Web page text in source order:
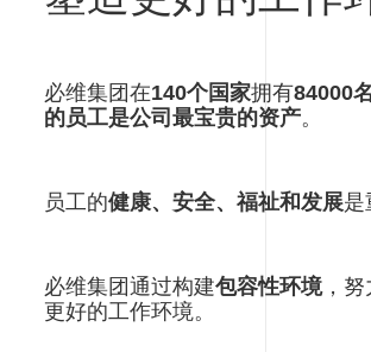
必维集团在140个国家拥有84000
的员工是公司最宝贵的资产。
员工的健康、安全、福祉和发展是
必维集团通过构建包容性环境，努
更好的工作环境。